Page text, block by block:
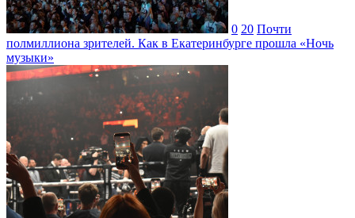
0 20 Почти
полмиллиона зрителей. Как в Екатеринбурге прошла «Ночь
музыки»